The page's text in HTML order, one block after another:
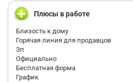
Плюсы в работе
Близость к дому
Горячая линия для продавцов
Зп
Официально
Бесплатная форма
График